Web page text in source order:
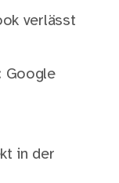
verlässt
Google
in der